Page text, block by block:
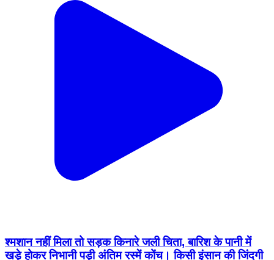
श्मशान नहीं मिला तो सड़क किनारे जली चिता, बारिश के पानी में
खड़े होकर निभानी पड़ी अंतिम रस्में कोंच। किसी इंसान की जिंदगी